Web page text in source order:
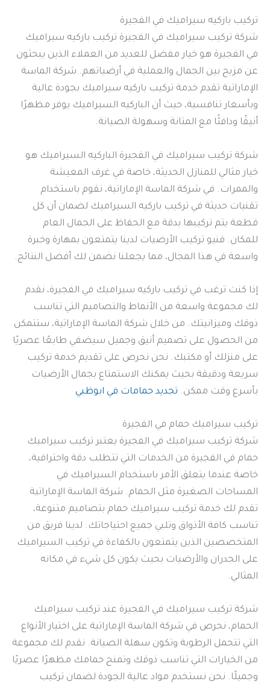
تركيب باركيه سيراميك في الفجيرة
شركة تركيب سيراميك في الفجيرة تركيب باركيه سيراميك
في الفجيرة هو خيار مفضل للعديد من العملاء الذين يبحثون
عن مزيج بين الجمال والعملية في أرضياتهم. شركة الماسة
الإماراتية تقدم خدمة تركيب باركيه سيراميك بجودة عالية
وبأسعار تنافسية، حيث أن الباركيه السيراميك يوفر مظهرًا
أنيقًا ودافئًا مع المتانة وسهولة الصيانة.
شركة تركيب سيراميك في الفجيرة الباركيه السيراميك هو
خيار مثالي للمنازل الحديثة، خاصة في غرف المعيشة
والممرات. في شركة الماسة الإماراتية، نقوم باستخدام
تقنيات حديثة في تركيب باركيه السيراميك لضمان أن كل
قطعة يتم تركيبها بدقة مع الحفاظ على الجمال العام
للمكان. فنيو تركيب الأرضيات لدينا يتمتعون بمهارة وخبرة
واسعة في هذا المجال، مما يجعلنا نضمن لك أفضل النتائج.
إذا كنت ترغب في تركيب باركيه سيراميك في الفجيرة، نقدم
لك مجموعة واسعة من الأنماط والتصاميم التي تناسب
ذوقك وميزانيتك. من خلال شركة الماسة الإماراتية، ستتمكن
من الحصول على تصميم أنيق وجميل سيضفي طابعًا عصريًا
على منزلك أو مكتبك. نحن نحرص على تقديم خدمة تركيب
سريعة ودقيقة بحيث يمكنك الاستمتاع بجمال الأرضيات
بأسرع وقت ممكن. تجديد حمامات في ابوظبي
تركيب سيراميك حمام في الفجيرة
شركة تركيب سيراميك في الفجيرة يعتبر تركيب سيراميك
حمام في الفجيرة من الخدمات التي تتطلب دقة واحترافية،
خاصة عندما يتعلق الأمر باستخدام السيراميك في
المساحات الصغيرة مثل الحمام. شركة الماسة الإماراتية
تقدم لك خدمة تركيب سيراميك حمام بتصاميم متنوعة،
تناسب كافة الأذواق وتلبي جميع احتياجاتك. لدينا فريق من
المتخصصين الذين يتمتعون بالكفاءة في تركيب السيراميك
على الجدران والأرضيات بحيث يكون كل شيء في مكانه
المثالي.
شركة تركيب سيراميك في الفجيرة عند تركيب سيراميك
الحمام، نحرص في شركة الماسة الإماراتية على اختيار الأنواع
التي تتحمل الرطوبة وتكون سهلة الصيانة. نقدم لك مجموعة
من الخيارات التي تناسب ذوقك وتمنح حمامك مظهرًا عصريًا
وجميلًا. نحن نستخدم مواد عالية الجودة لضمان تركيب